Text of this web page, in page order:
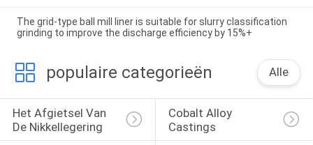
The grid-type ball mill liner is suitable for slurry classification
grinding to improve the discharge efficiency by 15%+
populaire categorieën Alle
Het Afgietsel Van
De Nikkellegering
Cobalt Alloy
Castings